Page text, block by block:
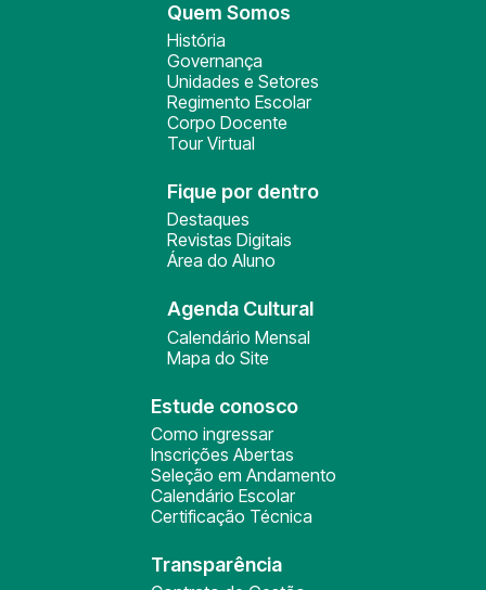
Quem Somos
História
Governança
Unidades e Setores
Regimento Escolar
Corpo Docente
Tour Virtual
Fique por dentro
Destaques
Revistas Digitais
Área do Aluno
Agenda Cultural
Calendário Mensal
Mapa do Site
Estude conosco
Como ingressar
Inscrições Abertas
Seleção em Andamento
Calendário Escolar
Certificação Técnica
Transparência